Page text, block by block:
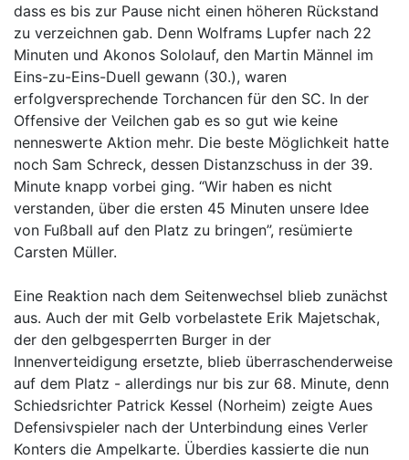
dass es bis zur Pause nicht einen höheren Rückstand
zu verzeichnen gab. Denn Wolframs Lupfer nach 22
Minuten und Akonos Sololauf, den Martin Männel im
Eins-zu-Eins-Duell gewann (30.), waren
erfolgversprechende Torchancen für den SC. In der
Offensive der Veilchen gab es so gut wie keine
nenneswerte Aktion mehr. Die beste Möglichkeit hatte
noch Sam Schreck, dessen Distanzschuss in der 39.
Minute knapp vorbei ging. “Wir haben es nicht
verstanden, über die ersten 45 Minuten unsere Idee
von Fußball auf den Platz zu bringen”, resümierte
Carsten Müller.
Eine Reaktion nach dem Seitenwechsel blieb zunächst
aus. Auch der mit Gelb vorbelastete Erik Majetschak,
der den gelbgesperrten Burger in der
Innenverteidigung ersetzte, blieb überraschenderweise
auf dem Platz - allerdings nur bis zur 68. Minute, denn
Schiedsrichter Patrick Kessel (Norheim) zeigte Aues
Defensivspieler nach der Unterbindung eines Verler
Konters die Ampelkarte. Überdies kassierte die nun